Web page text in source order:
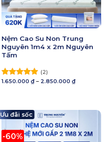
Nệm Cao Su Non Trung
Nguyên 1m4 x 2m Nguyên
Tấm
Được xếp
(2)
1.650.000 ₫ – 2.850.000 ₫Khoảng
giá:
-60%
Ưu đãi sốc